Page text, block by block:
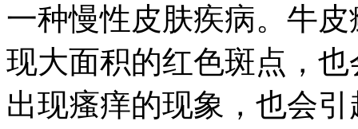
一种慢性皮肤疾病。牛
现大面积的红色斑点，
出现瘙痒的现象，也会